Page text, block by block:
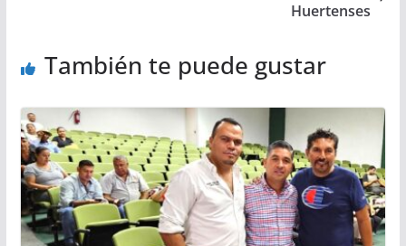
Huertenses
También te puede gustar